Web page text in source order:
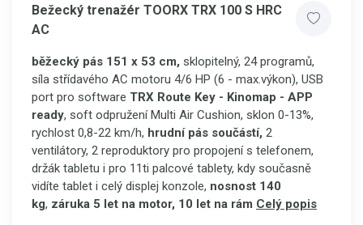
Bežecký trenažér TOORX TRX 100 S HRC
AC
běžecký pás 151 x 53 cm, sklopitelný, 24 programů,
síla střídavého AC motoru 4/6 HP (6 - max.výkon), USB
port pro software TRX Route Key - Kinomap - APP
ready, soft odpružení Multi Air Cushion, sklon 0-13%,
rychlost 0,8-22 km/h, hrudní pás součástí, 2
ventilátory, 2 reproduktory pro propojení s telefonem,
držák tabletu i pro 11ti palcové tablety, kdy současně
vidíte tablet i celý displej konzole, nosnost 140
kg, záruka 5 let na motor, 10 let na rám Celý popis